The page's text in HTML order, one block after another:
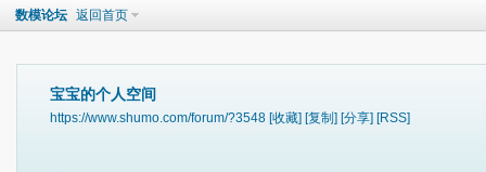
数模论坛 返回首页
宝宝的个人空间
https://www.shumo.com/forum/?3548 [收藏] [复制] [分享] [RSS]